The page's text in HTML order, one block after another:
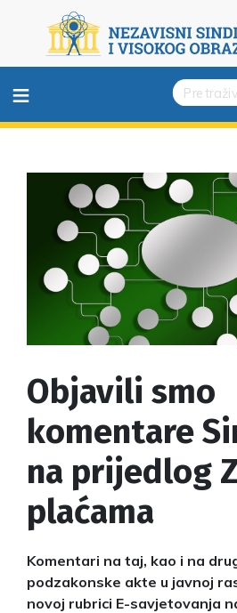
≡
Objavili smo
komentare
na prijedlog
plaćama
Komentari na taj, kao i na
podzakonske akte u javnoj
novoj rubrici E-savjetovanja